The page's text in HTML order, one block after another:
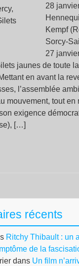
28
Kempf
Sorcy-
27
jaunes de toute
en avant la
l’assemblée
mouvement, tout en
exigence
[…]
récents
Ritchy Thibault : un
de la
dans Un film